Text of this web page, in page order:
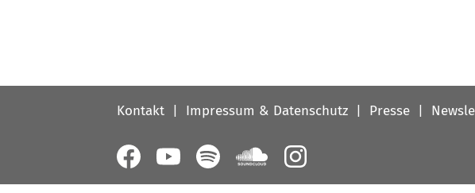
Fußbereichsmenü
Kontakt Impressum & Datenschutz Presse
Follow
us